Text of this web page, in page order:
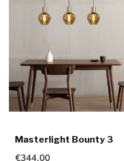
Masterlight Bounty 3
€344,00